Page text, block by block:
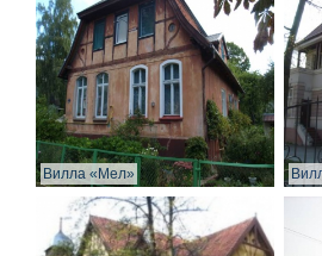
Вилла «Мел»